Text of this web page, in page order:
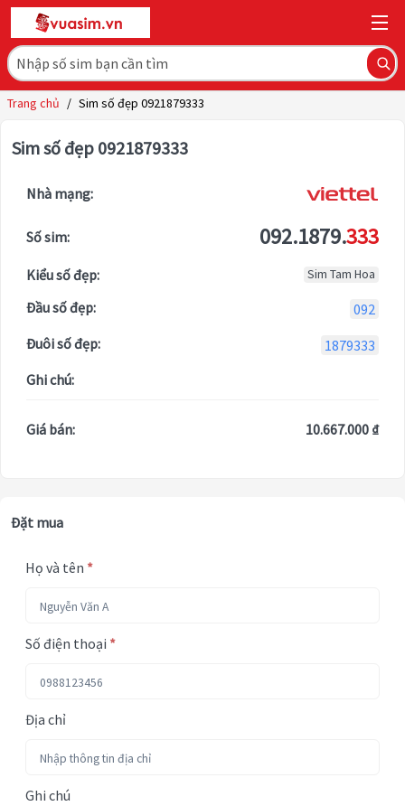
Trang chủ / Sim số đẹp 0921879333
Sim số đẹp 0921879333
Nhà mạng:
Số sim: 092.1879.333
Kiểu số đẹp: Sim Tam Hoa
Đầu số đẹp:
092
Đuôi số đẹp:
1879333
Ghi chú:
Giá bán: 10.667.000 ₫
Đặt mua
Họ và tên *
Số điện thoại *
Địa chỉ
Ghi chú